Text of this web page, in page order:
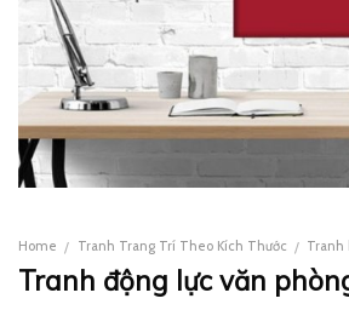
Home / Tranh Trang Trí Theo Kích Thước / Tranh
Tranh động lực văn